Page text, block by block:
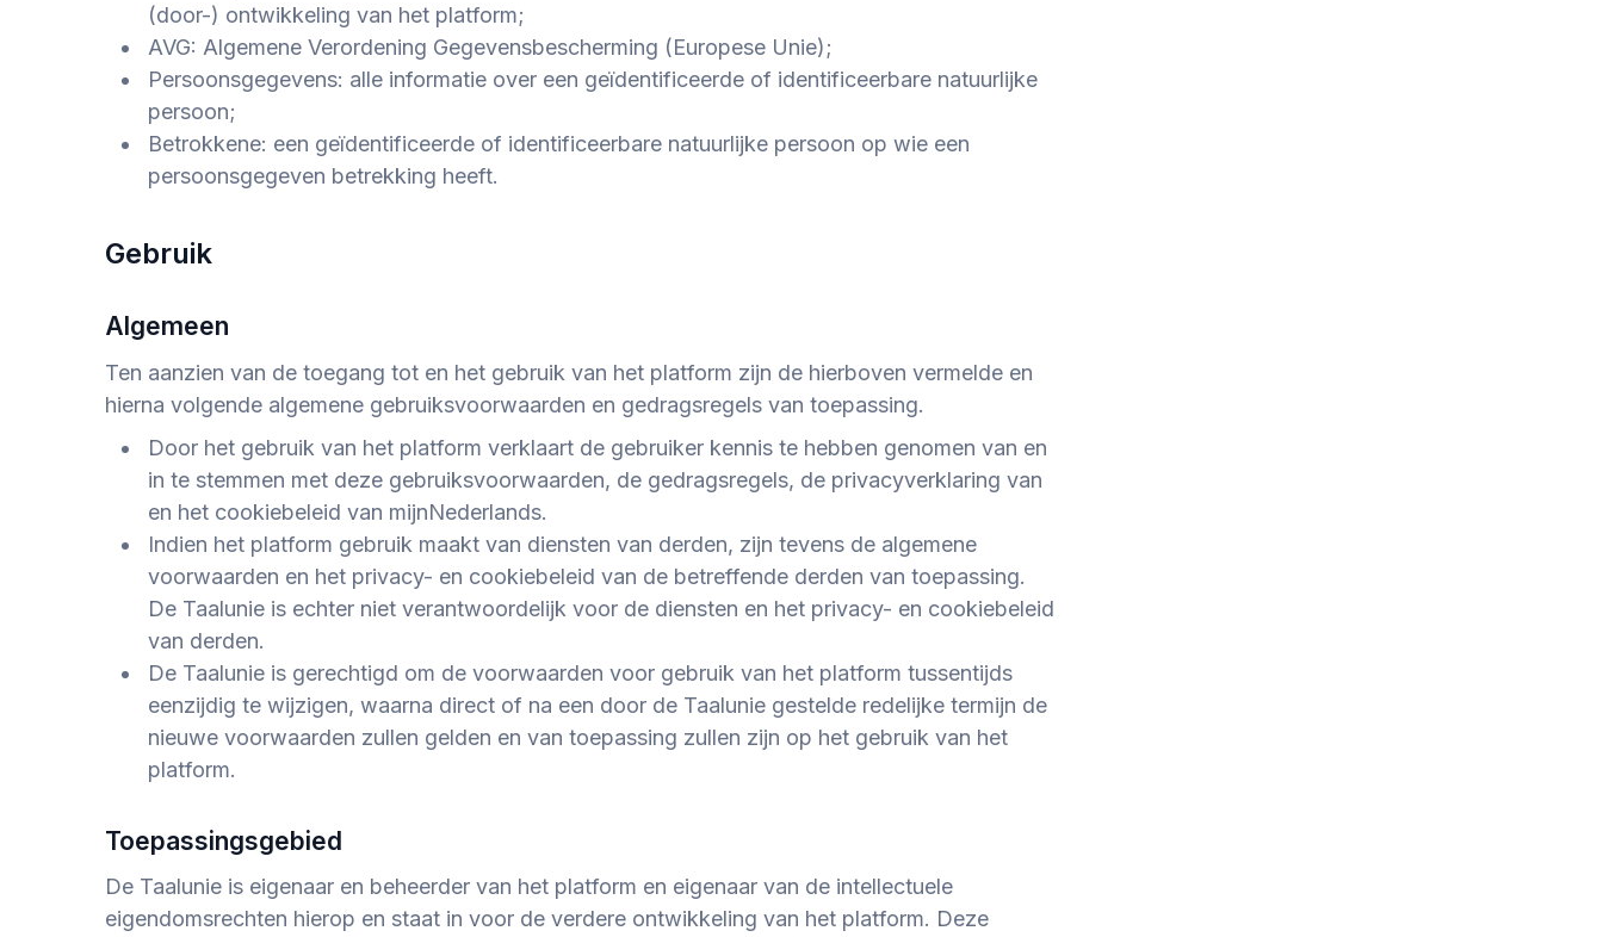
(door-) ontwikkeling van het platform;
AVG: Algemene Verordening Gegevensbescherming (Europese Unie);
Persoonsgegevens: alle informatie over een geïdentificeerde of identificeerbare natuurlijke
persoon;
Betrokkene: een geïdentificeerde of identificeerbare natuurlijke persoon op wie een
persoonsgegeven betrekking heeft.
Gebruik
Algemeen
Ten aanzien van de toegang tot en het gebruik van het platform zijn de hierboven vermelde en
hierna volgende algemene gebruiksvoorwaarden en gedragsregels van toepassing.
Door het gebruik van het platform verklaart de gebruiker kennis te hebben genomen van en
in te stemmen met deze gebruiksvoorwaarden, de gedragsregels, de privacyverklaring van
en het cookiebeleid van mijnNederlands.
Indien het platform gebruik maakt van diensten van derden, zijn tevens de algemene
voorwaarden en het privacy- en cookiebeleid van de betreffende derden van toepassing.
De Taalunie is echter niet verantwoordelijk voor de diensten en het privacy- en cookiebeleid
van derden.
De Taalunie is gerechtigd om de voorwaarden voor gebruik van het platform tussentijds
eenzijdig te wijzigen, waarna direct of na een door de Taalunie gestelde redelijke termijn de
nieuwe voorwaarden zullen gelden en van toepassing zullen zijn op het gebruik van het
platform.
Toepassingsgebied
De Taalunie is eigenaar en beheerder van het platform en eigenaar van de intellectuele
eigendomsrechten hierop en staat in voor de verdere ontwikkeling van het platform. Deze